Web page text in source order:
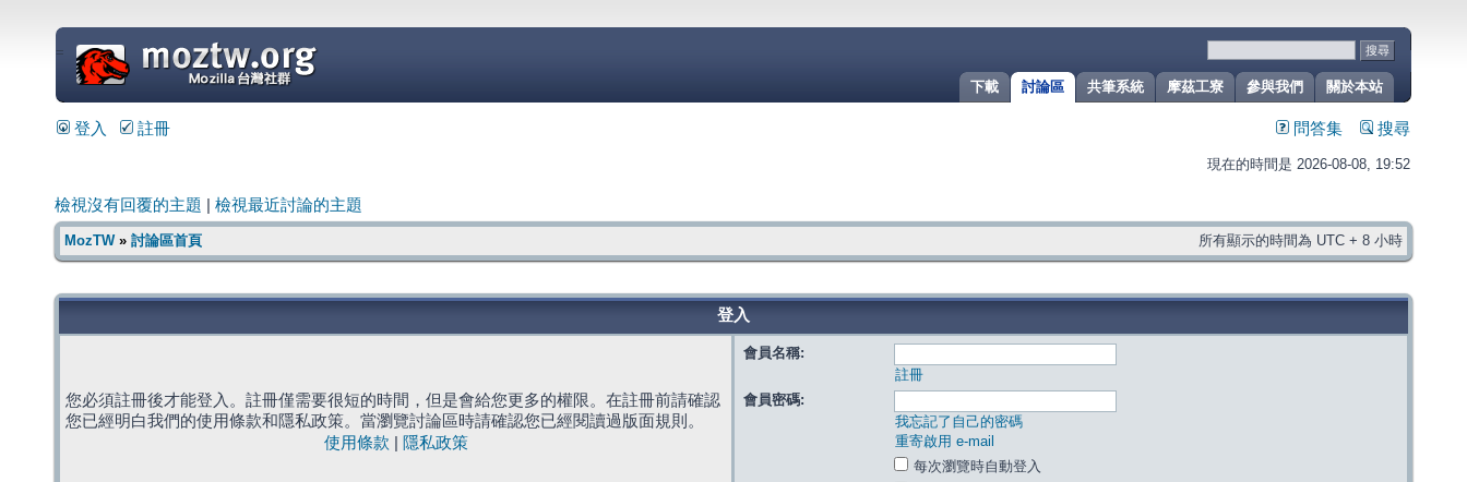
關於本站
參與我們
摩茲工寮
共筆系統
討論區
下載
=
登入 註冊 問答集 搜尋
現在的時間是 2026-08-08, 19:52
檢視沒有回覆的主題 檢視最近討論的主題
MozTW» 討論區首頁 所有顯示的時間為 UTC + 8 小時
登入
您必須註冊後才能登入。註冊僅需要很短的時間，但是會給您更多的權限。在註冊前請確認
您已經明白我們的使用條款和隱私政策。當瀏覽討論區時請確認您已經閱讀過版面規則。
使用條款
隱私政策
會員名稱:
註冊
會員密碼:
我忘記了自己的密碼
重寄啟用 e-mail
每次瀏覽時自動登入